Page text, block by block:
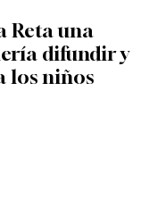
Reta una
difundir y
los niños